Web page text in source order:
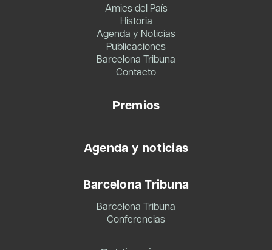
Amics del País
Historia
Agenda y Noticias
Publicaciones
Barcelona Tribuna
Contacto
Premios
Agenda y noticias
Barcelona Tribuna
Barcelona Tribuna
Conferencias